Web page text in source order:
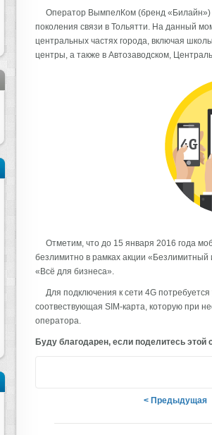
Оператор ВымпелКом (бренд «Билайн»)
поколения связи в Тольятти. На данный
центральных частях города, включая
центры, а также в Автозаводском,
Отметим, что до 15 января 2016 года
безлимитно в рамках акции
«Всё для бизнеса».
Для подключения к сети 4G
соотвествующая SIM-карта, которую при
оператора.
Буду благодарен, если поделитесь этой
< Предыдущая